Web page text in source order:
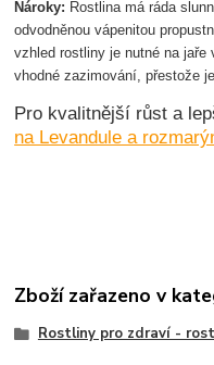
Nároky: Rostlina má ráda
odvodněnou vápenitou
vzhled rostliny je nutné na jaře
vhodné zazimování, přestože
Pro kvalitnější růst a
na Levandule a
Zboží zařazeno v
Rostliny pro zdraví -